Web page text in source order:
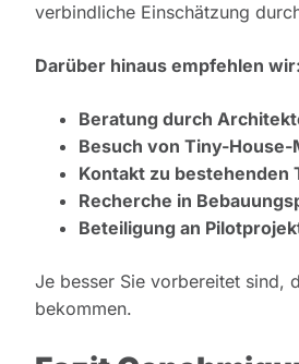
verbindliche Einschätzung
Darüber hinaus empfehlen wir:
Beratung durch
Besuch von Tiny-House-
Kontakt zu bestehenden
Recherche in
Beteiligung an
Je besser Sie vorbereitet sind,
bekommen.